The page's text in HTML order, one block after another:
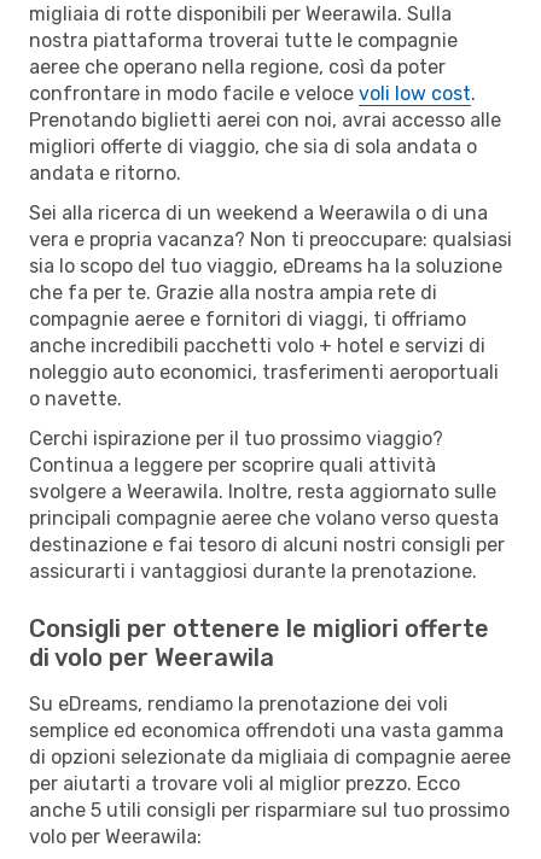
migliaia di rotte disponibili per Weerawila. Sulla
nostra piattaforma troverai tutte le compagnie
aeree che operano nella regione, così da poter
confrontare in modo facile e veloce voli low cost.
Prenotando biglietti aerei con noi, avrai accesso alle
migliori offerte di viaggio, che sia di sola andata o
andata e ritorno.
Sei alla ricerca di un weekend a Weerawila o di una
vera e propria vacanza? Non ti preoccupare: qualsiasi
sia lo scopo del tuo viaggio, eDreams ha la soluzione
che fa per te. Grazie alla nostra ampia rete di
compagnie aeree e fornitori di viaggi, ti offriamo
anche incredibili pacchetti volo + hotel e servizi di
noleggio auto economici, trasferimenti aeroportuali
o navette.
Cerchi ispirazione per il tuo prossimo viaggio?
Continua a leggere per scoprire quali attività
svolgere a Weerawila. Inoltre, resta aggiornato sulle
principali compagnie aeree che volano verso questa
destinazione e fai tesoro di alcuni nostri consigli per
assicurarti i vantaggiosi durante la prenotazione.
Consigli per ottenere le migliori offerte
di volo per Weerawila
Su eDreams, rendiamo la prenotazione dei voli
semplice ed economica offrendoti una vasta gamma
di opzioni selezionate da migliaia di compagnie aeree
per aiutarti a trovare voli al miglior prezzo. Ecco
anche 5 utili consigli per risparmiare sul tuo prossimo
volo per Weerawila: